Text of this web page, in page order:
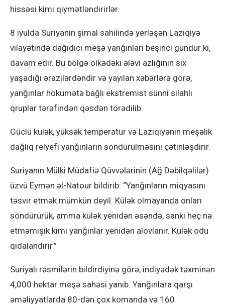
hissəsi kimi qiymətləndirirlər.
8 iyulda Suriyanın şimal sahilində yerləşən Laziqiyə
vilayətində dağıdıcı meşə yanğınları beşinci gündür ki,
davam edir. Bu bölgə ölkədəki ələvi azlığının sıx
yaşadığı ərazilərdəndir və yayılan xəbərlərə görə,
yanğınlar hökumətə bağlı ekstremist sünni silahlı
qruplar tərəfindən qəsdən törədilib.
Güclü külək, yüksək temperatur və Laziqiyənin meşəlik
dağlıq relyefi yanğınların söndürülməsini çətinləşdirir.
Suriyanın Mülki Müdafiə Qüvvələrinin (Ağ Dəbilqəlilər)
üzvü Eymən əl-Natour bildirib: “Yanğınların miqyasını
təsvir etmək mümkün deyil. Külək olmayanda onları
söndürürük, amma külək yenidən əsəndə, sanki heç nə
etməmişik kimi yanğınlar yenidən alovlanır. Külək odu
qidalandırır.”
Suriyalı rəsmilərin bildirdiyinə görə, indiyədək təxminən
4,000 hektar meşə sahəsi yanıb. Yanğınlara qarşı
əməliyyatlarda 80-dən çox komanda və 160